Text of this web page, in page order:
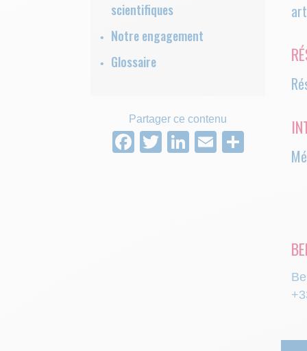
scientifiques
Notre engagement
Glossaire
Partager ce contenu
Facebook
Twitter
LinkedIn
Email